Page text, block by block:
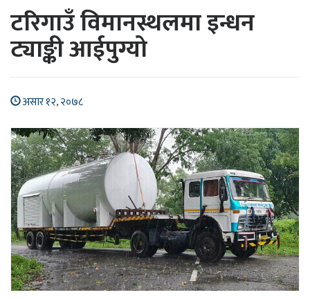
टरिगाउँ विमानस्थलमा इन्धन
ट्याङ्की आईपुग्यो
असार १२, २०७८